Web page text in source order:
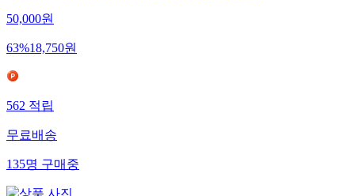
50,000원
63%18,750원
562적립
무료배송
135명구매중